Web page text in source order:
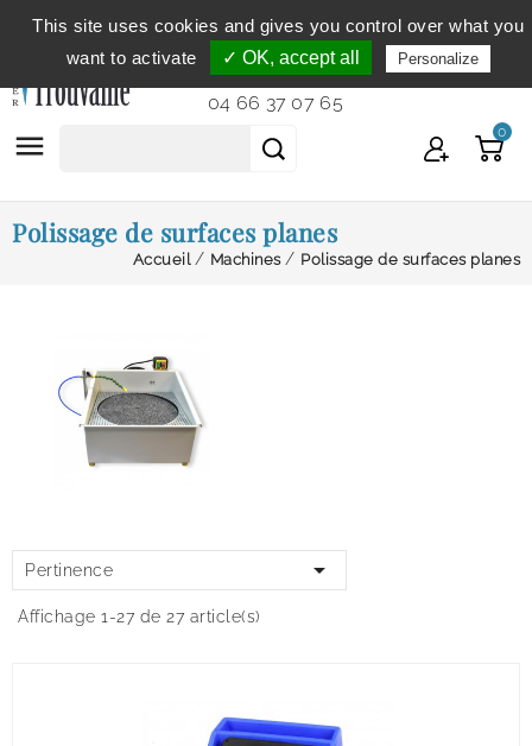
Service clientèle
du lundi au vendredi de 9h à 12h et
de 14h à 18h...
04 66 37 07 65
 0
Polissage de surfaces planes
Accueil Machines Polissage de surfaces planes
Pertinence 
Affichage 1-27 de 27 article(s)
This site uses cookies and gives you control over what you
want to activate
✓ OK, accept all Personalize